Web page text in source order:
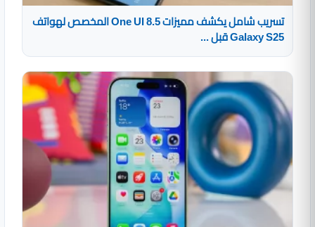
تسريب شامل يكشف مميزات One UI 8.5 المخصص لهواتف
Galaxy S25 قبل ...